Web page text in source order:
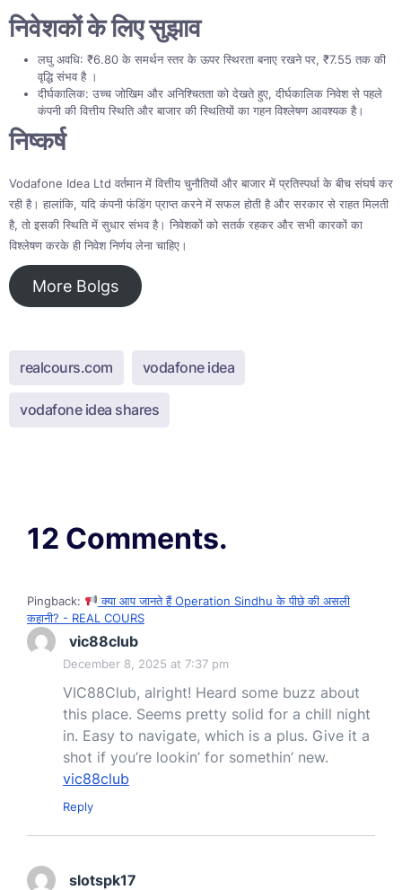
निवेशकों के लिए सुझाव
लघु अवधि: ₹6.80 के समर्थन स्तर के ऊपर स्थिरता बनाए रखने पर, ₹7.55 तक की
वृद्धि संभव है ।
दीर्घकालिक: उच्च जोखिम और अनिश्चितता को देखते हुए, दीर्घकालिक निवेश से पहले
कंपनी की वित्तीय स्थिति और बाजार की स्थितियों का गहन विश्लेषण आवश्यक है।
निष्कर्ष
Vodafone Idea Ltd वर्तमान में वित्तीय चुनौतियों और बाजार में प्रतिस्पर्धा के बीच संघर्ष कर
रही है। हालांकि, यदि कंपनी फंडिंग प्राप्त करने में सफल होती है और सरकार से राहत मिलती
है, तो इसकी स्थिति में सुधार संभव है। निवेशकों को सतर्क रहकर और सभी कारकों का
विश्लेषण करके ही निवेश निर्णय लेना चाहिए।
More Bolgs
realcours.com vodafone idea
vodafone idea shares
12 Comments.
Pingback:
क्या आप जानते हैं Operation Sindhu के पीछे की असली
कहानी? - REAL COURS
vic88club
December 8, 2025 at 7:37 pm
VIC88Club, alright! Heard some buzz about
this place. Seems pretty solid for a chill night
in. Easy to navigate, which is a plus. Give it a
shot if you’re lookin’ for somethin’ new.
vic88club
Reply
slotspk17